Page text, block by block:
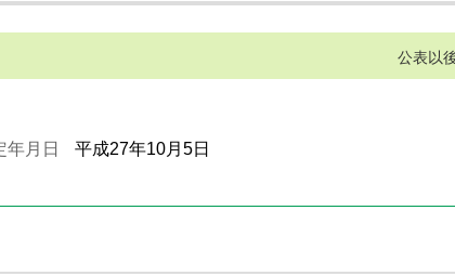
公表以
年月日 平成27年10月5日